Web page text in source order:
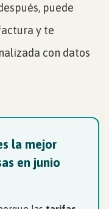
puede
y te
con datos
la mejor
en junio